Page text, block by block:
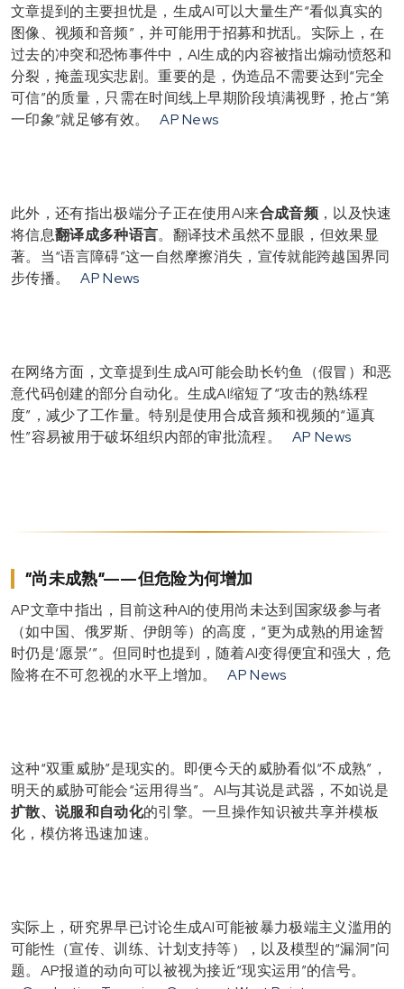
文章提到的主要担忧是，生成AI可以大量生产“看似真实的
图像、视频和音频”，并可能用于招募和扰乱。实际上，在
过去的冲突和恐怖事件中，AI生成的内容被指出煽动愤怒和
分裂，掩盖现实悲剧。重要的是，伪造品不需要达到“完全
可信”的质量，只需在时间线上早期阶段填满视野，抢占“第
一印象”就足够有效。
AP News
此外，还有指出极端分子正在使用AI来合成音频 ，以及快速
将信息翻译成多种语言。翻译技术虽然不显眼，但效果显
著。当“语言障碍”这一自然摩擦消失，宣传就能跨越国界同
步传播。
AP News
在网络方面，文章提到生成AI可能会助长钓鱼（假冒）和恶
意代码创建的部分自动化。生成AI缩短了“攻击的熟练程
度”，减少了工作量。特别是使用合成音频和视频的“逼真
性”容易被用于破坏组织内部的审批流程。
AP News
“尚未成熟”——但危险为何增加
AP文章中指出，目前这种AI的使用尚未达到国家级参与者
（如中国、俄罗斯、伊朗等）的高度，“更为成熟的用途暂
时仍是‘愿景’”。但同时也提到，随着AI变得便宜和强大，危
险将在不可忽视的水平上增加。
AP News
这种“双重威胁”是现实的。即便今天的威胁看似“不成熟”，
明天的威胁可能会“运用得当”。AI与其说是武器，不如说是
扩散、说服和自动化的引擎。一旦操作知识被共享并模板
化，模仿将迅速加速。
实际上，研究界早已讨论生成AI可能被暴力极端主义滥用的
可能性（宣传、训练、计划支持等），以及模型的“漏洞”问
题。AP报道的动向可以被视为接近“现实运用”的信号。